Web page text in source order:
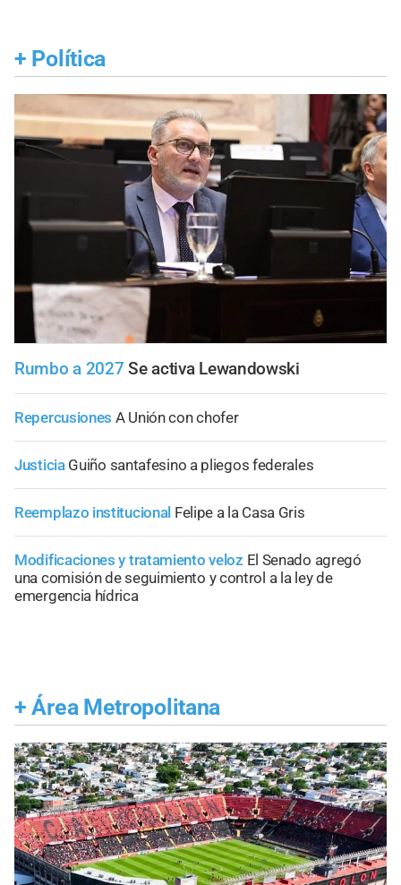
+ Política
Rumbo a 2027 Se activa Lewandowski
Repercusiones A Unión con chofer
Justicia Guiño santafesino a pliegos federales
Reemplazo institucional Felipe a la Casa Gris
Modificaciones y tratamiento veloz El Senado agregó
una comisión de seguimiento y control a la ley de
emergencia hídrica
+ Área Metropolitana